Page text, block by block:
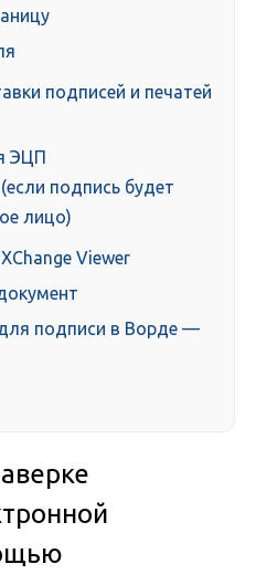
подписей и печатей
ЭЦП
подпись будет
лицо)
Viewer
подписи в Ворде —